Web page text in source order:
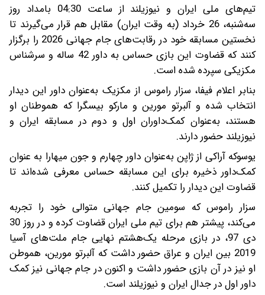
تیم‌های ملی ایران و نیوزیلند از ساعت 04:30 بامداد روز
سه‌شنبه، 26 خرداد (به وقت ایران) مقابل هم قرار می‌گیرند تا
نخستین مسابقه خود در رقابت‌های جام جهانی 2026 را برگزار
کنند که قضاوت این بازی حساس به داور 42 ساله و سرشناس
مکزیکی سپرده شده است.
بنابر اعلام فیفا، سزار راموس از مکزیک به‌عنوان داور این دیدار
انتخاب شده و آلبرتو مورین و مارکو بیسگرا که هموطنان او
هستند، به‌عنوان کمک‌داوران اول و دوم در مسابقه ایران و
نیوزیلند حضور دارند.
یوسوکه آراکی از ژاپن به‌عنوان داور چهارم و جون میهارا به عنوان
کمک‌داور ذخیره برای این مسابقه حساس معرفی شده‌اند تا
قضاوت این دیدار را تکمیل کنند.
سزار راموس که سومین جام جهانی متوالی خود را تجربه
می‌کند، پیشتر هم برای تیم ملی ایران قضاوت کرده و در روز 30
دی 97، در بازی مرحله یک‌هشتم نهایی جام ملت‌های آسیا
2019 بین ایران و عراق حضور داشت که آلبرتو مورین، هموطن
او نیز در آن بازی حضور داشت و اکنون در جام جهانی نیز کمک
داور اول در جدال ایران و نیوزیلند است.